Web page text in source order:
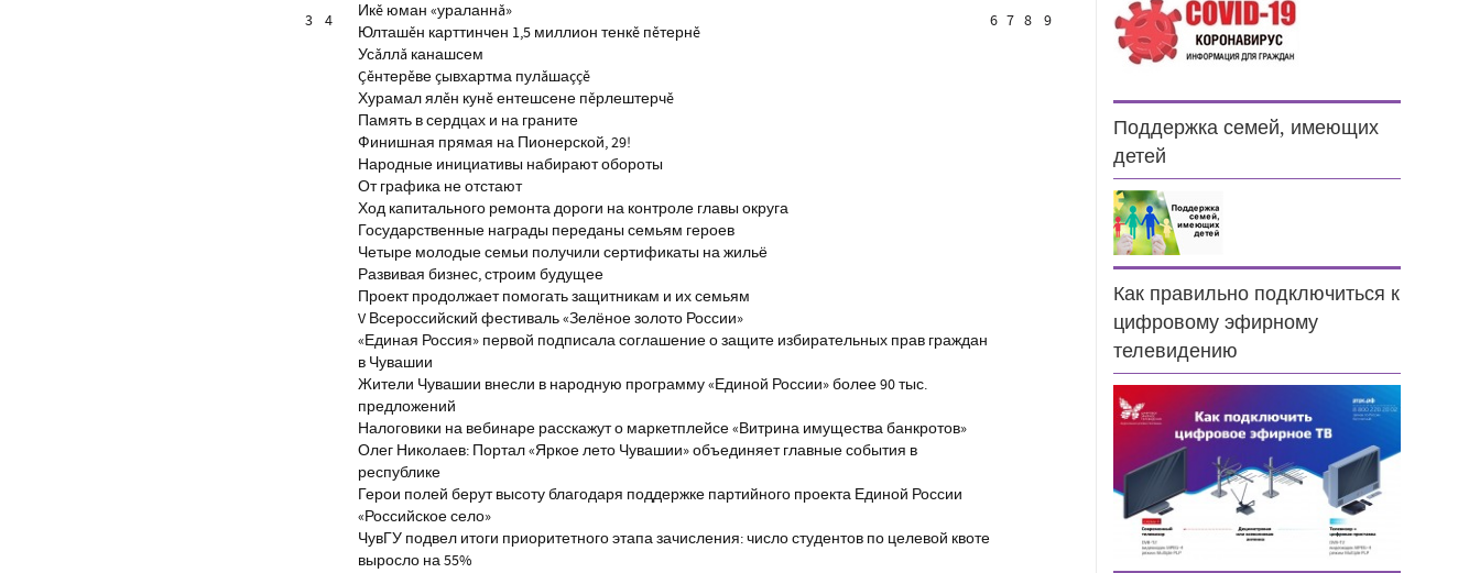
3 4
Икĕ юман «ураланнă»
Юлташĕн карттинчен 1,5 миллион тенкĕ пĕтернĕ
Усăллă канашсем
Çĕнтерĕве çывхартма пулăшаççĕ
Хурамал ялĕн кунĕ ентешсене пĕрлештерчĕ
Память в сердцах и на граните
Финишная прямая на Пионерской, 29!
Народные инициативы набирают обороты
От графика не отстают
Ход капитального ремонта дороги на контроле главы округа
Государственные награды переданы семьям героев
Четыре молодые семьи получили сертификаты на жильё
Развивая бизнес, строим будущее
Проект продолжает помогать защитникам и их семьям
V Всероссийский фестиваль «Зелёное золото России»
«Единая Россия» первой подписала соглашение о защите избирательных прав граждан
в Чувашии
Жители Чувашии внесли в народную программу «Единой России» более 90 тыс.
предложений
Налоговики на вебинаре расскажут о маркетплейсе «Витрина имущества банкротов»
Олег Николаев: Портал «Яркое лето Чувашии» объединяет главные события в
республике
Герои полей берут высоту благодаря поддержке партийного проекта Единой России
«Российское село»
ЧувГУ подвел итоги приоритетного этапа зачисления: число студентов по целевой квоте
выросло на 55%
6 7 8 9
Поддержка семей, имеющих
детей
Как правильно подключиться к
цифровому эфирному
телевидению